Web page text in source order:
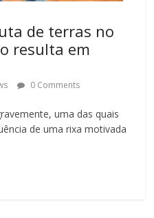
de terras no
resulta em
0 Comments
uma das quais
de uma rixa motivada